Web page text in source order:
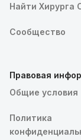
Найти Хирурга
Сообщество
Правовая
Общие условия
Политика